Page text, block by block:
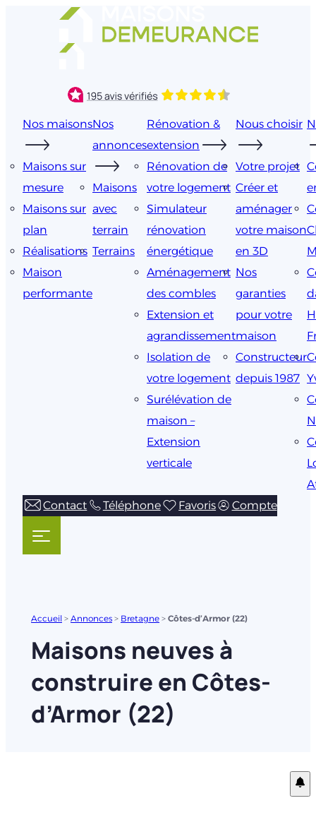
Nos maisons
Maisons sur
mesure
Maisons sur
plan
Réalisations
Maison
performante
Nos
annonces
Maisons
avec
terrain
Terrains
Rénovation &
extension
Rénovation de
votre logement
Simulateur
rénovation
énergétique
Aménagement
des combles
Extension et
agrandissement
Isolation de
votre logement
Surélévation de
maison –
Extension
verticale
Nous choisir
Votre projet
Créer et
aménager
votre maison
en 3D
Nos
garanties
pour votre
maison
Constructeur
depuis 1987
Contact
Téléphone Favoris Compte
Accueil > Annonces > Bretagne > Côtes-d’Armor (22)
Maisons neuves à
construire en Côtes-
d’Armor (22)